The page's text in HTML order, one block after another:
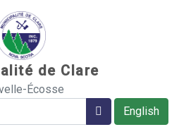
de Clare
Écosse
English
Rechercher